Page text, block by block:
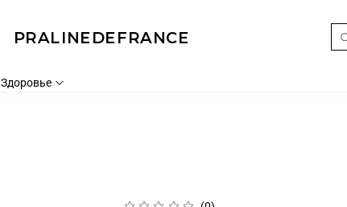
PRALINEDEFRANCE
Здоровье